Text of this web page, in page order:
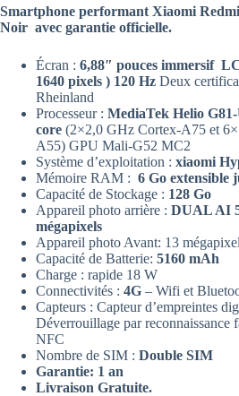
Smartphone performant Xiaomi
Noir avec garantie officielle.
Écran : 6,88″ pouces immersif
1640 pixels ) 120 Hz Deux
Rheinland
Processeur : MediaTek Helio
core (2×2,0 GHz Cortex-A75 et
A55) GPU Mali-G52 MC2
Système d’exploitation : xiaomi
Mémoire RAM : 6 Go extensible
Capacité de Stockage : 128 Go
Appareil photo arrière : DUAL AI
mégapixels
Appareil photo Avant: 13
Capacité de Batterie: 5160 mAh
Charge : rapide 18 W
Connectivités : 4G – Wifi et
Capteurs : Capteur d’empreintes
Déverrouillage par reconnaissance
NFC
Nombre de SIM : Double SIM
Garantie: 1 an
Livraison Gratuite.